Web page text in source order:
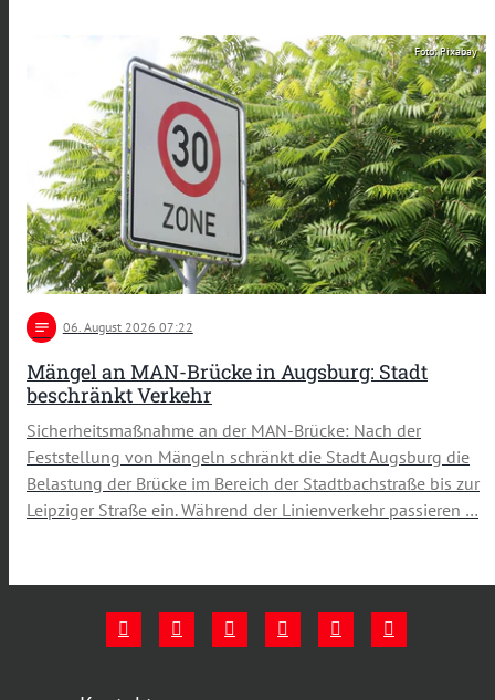
Foto: Pixabay
notes 06. August 2026 07:22
Mängel an MAN-Brücke in Augsburg: Stadt
beschränkt Verkehr
Sicherheitsmaßnahme an der MAN-Brücke: Nach der
Feststellung von Mängeln schränkt die Stadt Augsburg die
Belastung der Brücke im Bereich der Stadtbachstraße bis zur
Leipziger Straße ein. Während der Linienverkehr passieren …